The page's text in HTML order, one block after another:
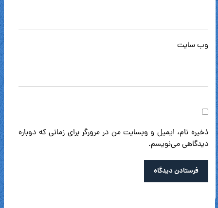
وب‌ سایت
ذخیره نام، ایمیل و وبسایت من در مرورگر برای زمانی که دوباره
دیدگاهی می‌نویسم.
فرستادن دیدگاه